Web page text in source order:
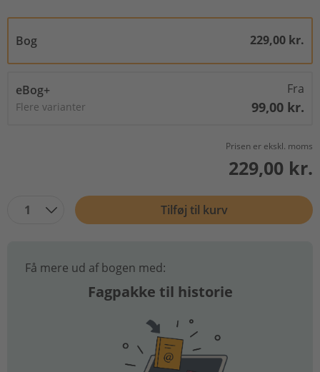
Bog 229,00 kr.
eBog+
Flere varianter
Fra
99,00 kr.
Prisen er ekskl. moms
229,00 kr.
1 Tilføj til kurv
Få mere ud af bogen med:
Fagpakke til historie